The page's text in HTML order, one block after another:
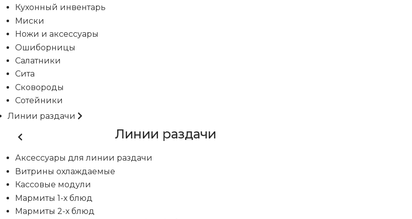
Кухонный инвентарь
Миски
Ножи и аксессуары
Ошиборницы
Салатники
Сита
Сковороды
Сотейники
Линии раздачи
Линии раздачи
Аксессуары для линии раздачи
Витрины охлаждаемые
Кассовые модули
Мармиты 1-х блюд
Мармиты 2-х блюд